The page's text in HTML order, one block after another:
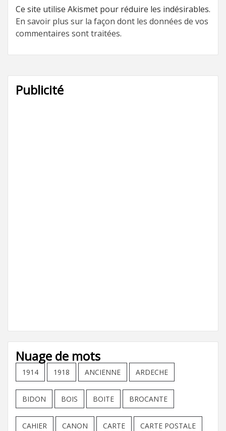
Ce site utilise Akismet pour réduire les indésirables.
En savoir plus sur la façon dont les données de vos
commentaires sont traitées.
Publicité
Nuage de mots
1914 1918 ANCIENNE ARDECHE
BIDON BOIS BOITE BROCANTE
CAHIER CANON CARTE CARTE POSTALE